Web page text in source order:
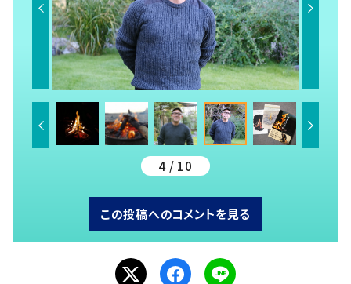
4 / 10
この投稿へのコメントを見る